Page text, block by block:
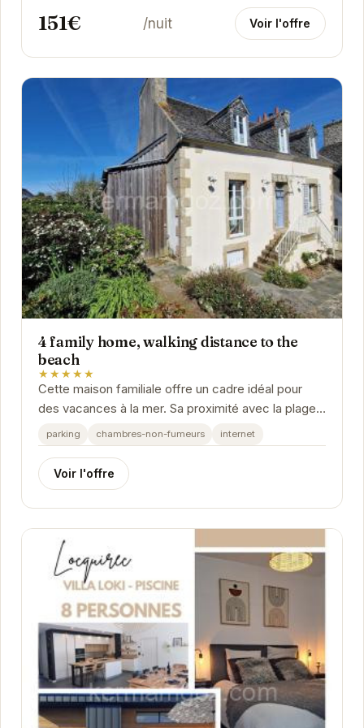
151€ /nuit Voir l'offre
4 family home, walking distance to the
beach
★★★★★
Cette maison familiale offre un cadre idéal pour
des vacances à la mer. Sa proximité avec la plage,
son confort et ses équipements modernes vous...
parking chambres-non-fumeurs internet
Voir l'offre